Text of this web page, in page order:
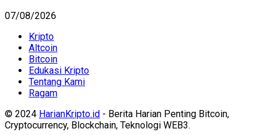
07/08/2026
Kripto
Altcoin
Bitcoin
Edukasi Kripto
Tentang Kami
Ragam
© 2024 HarianKripto.id - Berita Harian Penting Bitcoin,
Cryptocurrency, Blockchain, Teknologi WEB3.